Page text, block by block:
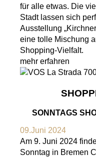
für alle etwas. Die
Stadt lassen sich
Ausstellung
eine tolle Mischung
Shopping-Vielfalt.
mehr erfahren
SONNTAGS
09.Juni 2024
Am 9. Juni 2024
Sonntag in Bremen